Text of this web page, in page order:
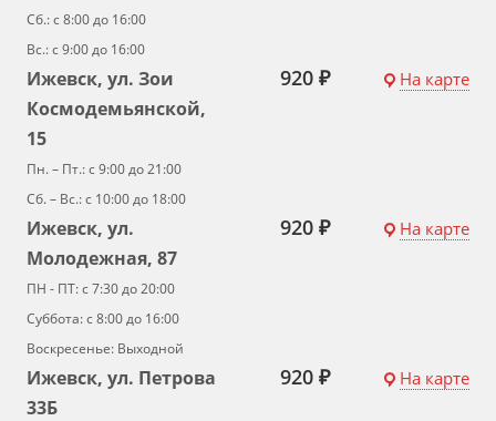
Сб.: с 8:00 до 16:00
Вс.: с 9:00 до 16:00
Ижевск, ул. Зои
Космодемьянской,
15
Пн. – Пт.: с 9:00 до 21:00
Сб. – Вс.: с 10:00 до 18:00
920 ₽ На карте
Ижевск, ул.
Молодежная, 87
ПН - ПТ: с 7:30 до 20:00
Суббота: с 8:00 до 16:00
Воскресенье: Выходной
920 ₽ На карте
Ижевск, ул. Петрова
33Б
920 ₽ На карте